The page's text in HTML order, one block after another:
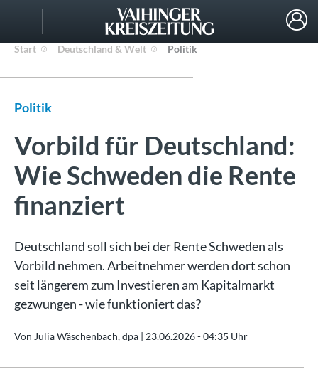
Start Deutschland & Welt Politik
Politik
Vorbild für Deutschland:
Wie Schweden die Rente
finanziert
Deutschland soll sich bei der Rente Schweden als
Vorbild nehmen. Arbeitnehmer werden dort schon
seit längerem zum Investieren am Kapitalmarkt
gezwungen - wie funktioniert das?
Von Julia Wäschenbach, dpa | 23.06.2026 - 04:35 Uhr